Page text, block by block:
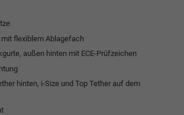
flexiblem Ablagefach
außen hinten mit ECE-Prüfzeichen
hinten, i-Size und Top Tether auf dem